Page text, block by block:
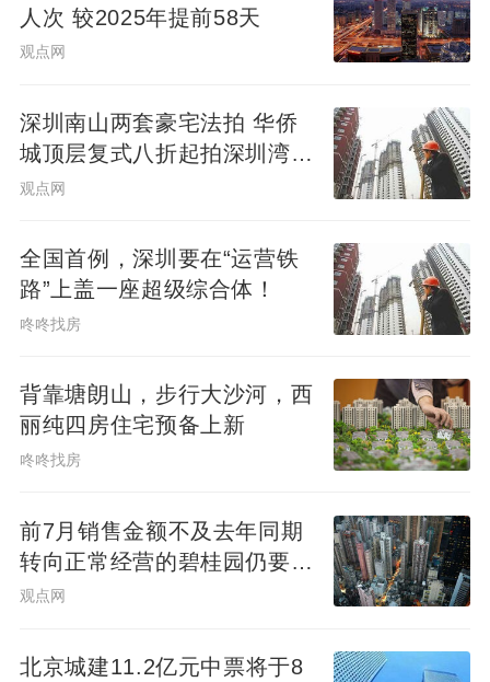
障体系，持续推动房地产市场平稳健康高质
量发展，为深圳加快建设中国特色社会主义
量。
人次 较2025年提前58天
观点网
深圳南山两套豪宅法拍 华侨
城顶层复式八折起拍深圳湾住
宅1334.98万起
观点网
全国首例，深圳要在“运营铁
路”上盖一座超级综合体！
咚咚找房
背靠塘朗山，步行大沙河，西
丽纯四房住宅预备上新
咚咚找房
前7月销售金额不及去年同期
转向正常经营的碧桂园仍要面
对难题
观点网
北京城建11.2亿元中票将于8